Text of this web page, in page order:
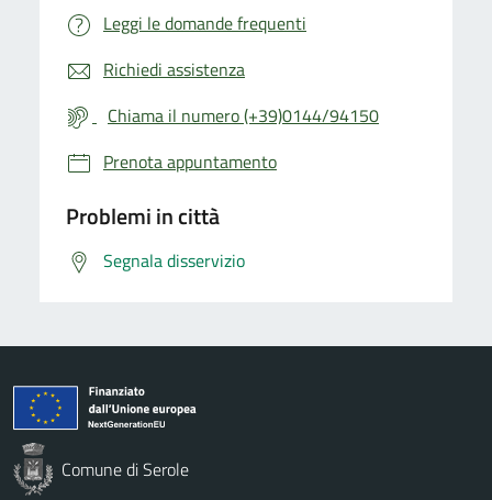
Leggi le domande frequenti
Richiedi assistenza
Chiama il numero (+39)0144/94150
Prenota appuntamento
Problemi in città
Segnala disservizio
Comune di Serole